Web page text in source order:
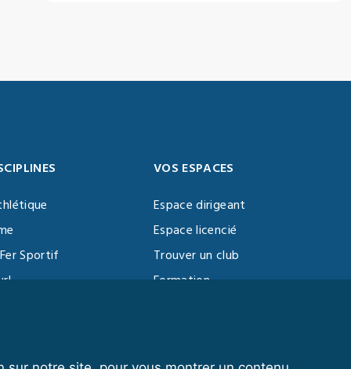
Sportif
VOS ESPACES
Espace dirigeant
Espace licencié
Trouver un club
Formation